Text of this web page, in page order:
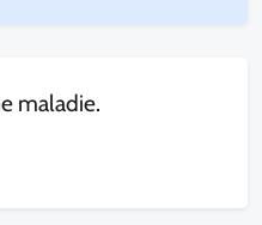
maladie.